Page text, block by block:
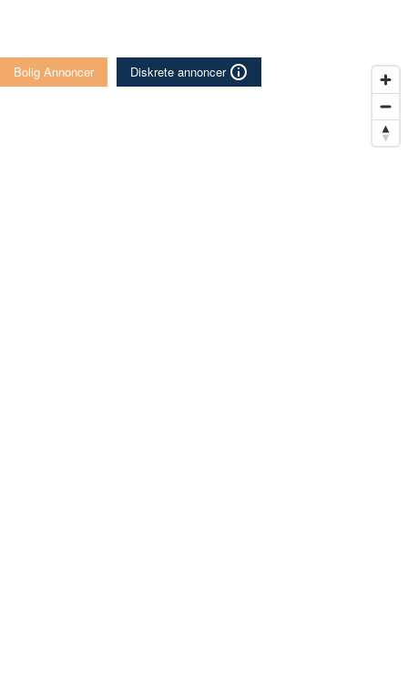
Bolig Annoncer Diskrete annoncer